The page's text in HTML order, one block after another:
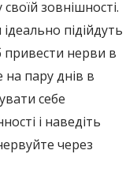
зовнішності.
підійдуть
привести нерви в
на пару днів в
себе
і наведіть
через